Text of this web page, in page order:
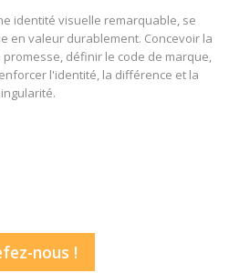
identité visuelle remarquable, se
en valeur durablement. Concevoir la
définir le code de marque,
l'identité, la différence et la
nous !